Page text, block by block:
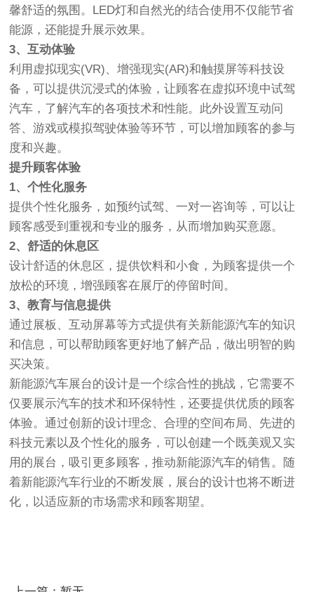
馨舒适的氛围。LED灯和自然光的结合使用不仅能节省
能源，还能提升展示效果。
3、互动体验
利用 虚拟现实(VR)、增强现实(AR)和触摸屏等科技设
备，可以提供沉浸式的体验，让顾客在虚拟环境中试驾
汽车，了解汽车的各项技术和性能。此外设置互动问
答、游戏或模拟驾驶体验等环节，可以增加顾客的参与
度和兴趣。
提升顾客体验
1、个性化服务
提供个性化服务，如预约试驾、一对一咨询等，可以让
顾客感受到重视和专业的服务，从而增加购买意愿。
2、舒适的休息区
设计舒适的休息区，提供饮料和小食，为顾客提供一个
放松的环境，增强顾客在展厅的停留时间。
3、教育与信息提供
通过展板、互动屏幕等方式提供有关新能源汽车的知识
和信息，可以帮助顾客更好地了解产品，做出明智的购
买决策。
新能源汽车展台的设计是一个综合性的挑战，它需要不
仅要展示汽车的技术和环保特性，还要提供优质的顾客
体验。通过创新的设计理念、合理的空间布局、先进的
科技元素以及个性化的服务，可以创建一个既美观又实
用的展台，吸引更多顾客，推动新能源汽车的销售。随
着新能源汽车行业的不断发展，展台的设计也将不断进
化，以适应新的市场需求和顾客期望。